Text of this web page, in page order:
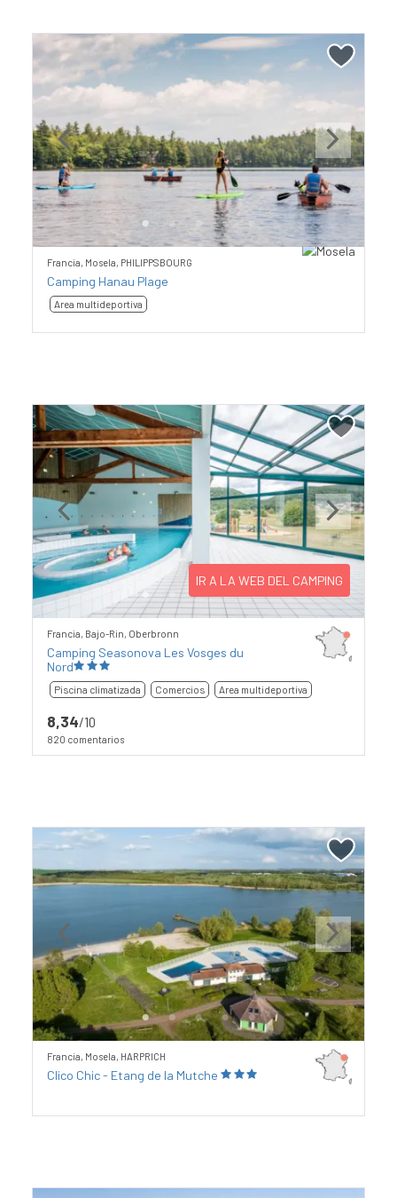
Previous Next
Francia, Mosela, PHILIPPSBOURG
Camping Hanau Plage
Area multideportiva
Previous Next
IR A LA WEB DEL CAMPING
Francia, Bajo-Rin, Oberbronn
Camping Seasonova Les Vosges du
Nord
Piscina climatizada Comercios Area multideportiva
8,34/10
820 comentarios
Previous Next
Francia, Mosela, HARPRICH
Clico Chic - Etang de la Mutche